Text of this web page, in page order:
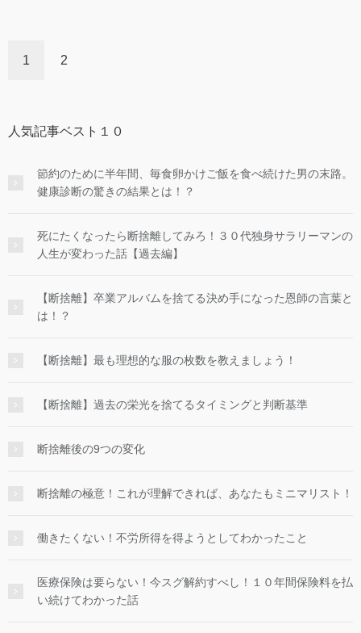
1 2
人気記事ベスト１０
節約のために半年間、毎食卵かけご飯を食べ続けた男の末路。
健康診断の驚きの結果とは！？
死にたくなったら断捨離してみろ！３０代独身サラリーマンの
人生が変わった話【過去編】
【断捨離】卒業アルバムを捨てる決め手になった恩師の言葉と
は！？
【断捨離】最も理想的な服の枚数を教えましょう！
【断捨離】過去の栄光を捨てるタイミングと判断基準
断捨離後の9つの変化
断捨離の極意！これが理解できれば、あなたもミニマリスト！
働きたくない！不労所得を得ようとしてわかったこと
医療保険は要らない！今スグ解約すべし！１０年間保険料を払
い続けてわかった話